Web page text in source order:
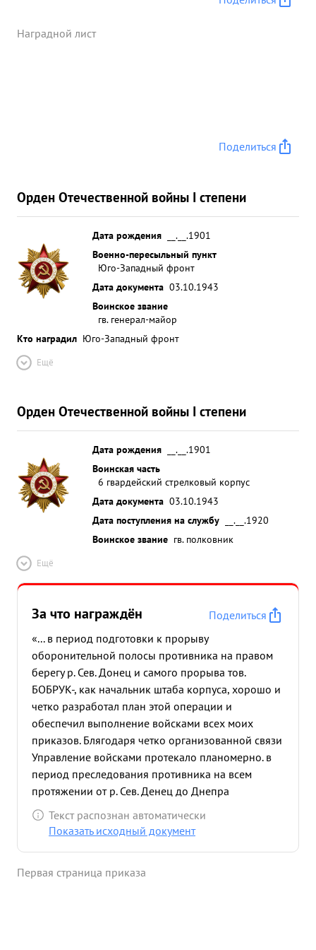
Наградной лист
Поделиться
Орден Отечественной войны I степени
Дата рождения
__.__.1901
Военно-пересыльный пункт
Юго-Западный фронт
Дата документа 03.10.1943
Воинское звание
гв. генерал-майор
Кто наградил Юго-Западный фронт
Ещё
Орден Отечественной войны I степени
Дата рождения
__.__.1901
Воинская часть
6 гвардейский стрелковый корпус
Дата документа 03.10.1943
Дата поступления на службу
__.__.1920
Воинское звание гв. полковник
Ещё
За что награждён
Поделиться
«... в период подготовки к прорыву
оборонительной полосы противника на правом
берегу р. Сев. Донец и самого прорыва тов.
БОБРУК-, как начальник штаба корпуса, хорошо и
четко разработал план этой операции и
обеспечил выполнение войсками всех моих
приказов. Блягодаря четко организованной связи
Управление войсками протекало планомерно. в
период преследования противника на всем
протяжении от р. Сев. Денец до Днепра
управление войсками не нарушалось. Штаб
орган управления, работал и работает слаженно и
полосы противника и дальнейшем
Текст распознан автоматически
Показать исходный документ
Первая страница приказа